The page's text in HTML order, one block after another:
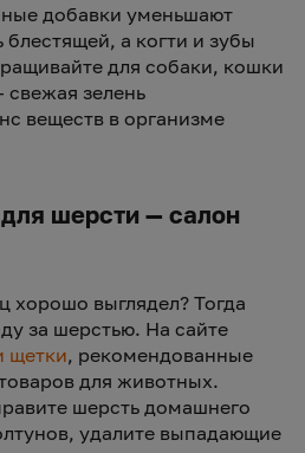
добавки уменьшают
а когти и зубы
для собаки, кошки
свежая зелень
веществ в организме
шерсти — салон
хорошо выглядел? Тогда
за шерстью. На сайте
щетки, рекомендованные
для животных.
шерсть домашнего
удалите выпадающие